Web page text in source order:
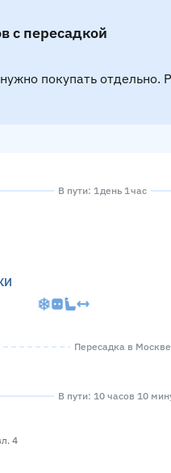
с пересадкой
покупать отдельно.
В пути: 1 день 1 час
Пересадка в Москве
4
В пути: 10 часов 10